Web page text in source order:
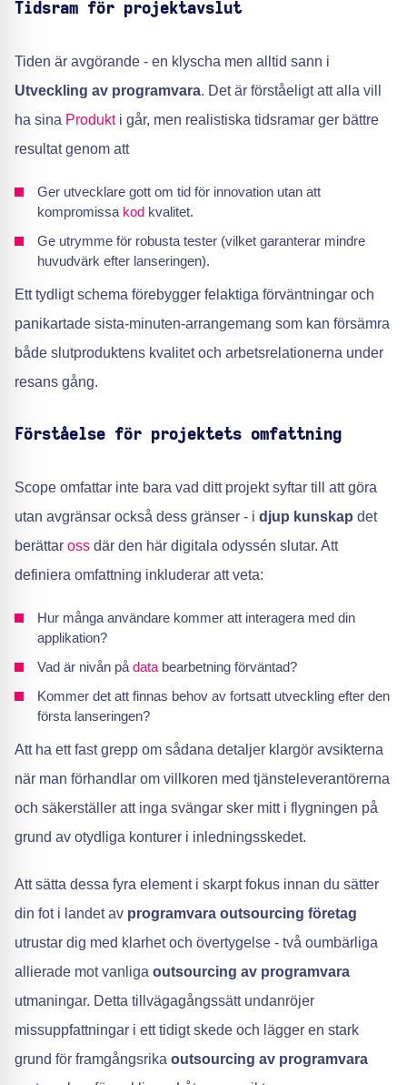
Tidsram för projektavslut
Tiden är avgörande - en klyscha men alltid sann i
Utveckling av programvara. Det är förståeligt att alla vill
ha sina Produkti går, men realistiska tidsramar ger bättre
resultat genom att
Ger utvecklare gott om tid för innovation utan att
kompromissa kod kvalitet.
Ge utrymme för robusta tester (vilket garanterar mindre
huvudvärk efter lanseringen).
Ett tydligt schema förebygger felaktiga förväntningar och
panikartade sista-minuten-arrangemang som kan försämra
både slutproduktens kvalitet och arbetsrelationerna under
resans gång.
Förståelse för projektets omfattning
Scope omfattar inte bara vad ditt projekt syftar till att göra
utan avgränsar också dess gränser - i djup kunskap det
berättar oss där den här digitala odyssén slutar. Att
definiera omfattning inkluderar att veta:
Hur många användare kommer att interagera med din
applikation?
Vad är nivån på data bearbetning förväntad?
Kommer det att finnas behov av fortsatt utveckling efter den
första lanseringen?
Att ha ett fast grepp om sådana detaljer klargör avsikterna
när man förhandlar om villkoren med tjänsteleverantörerna
och säkerställer att inga svängar sker mitt i flygningen på
grund av otydliga konturer i inledningsskedet.
Att sätta dessa fyra element i skarpt fokus innan du sätter
din fot i landet av programvara outsourcing företag
utrustar dig med klarhet och övertygelse - två oumbärliga
allierade mot vanliga outsourcing av programvara
utmaningar. Detta tillvägagångssätt undanröjer
missuppfattningar i ett tidigt skede och lägger en stark
grund för framgångsrika outsourcing av programvara